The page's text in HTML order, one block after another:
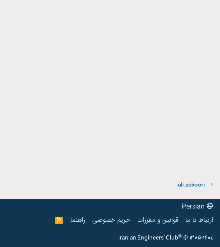
ali.saboori
ارتباط با ما
قوانین و مقرّرات حریم خصوصی راهنما
R
S
Iranian Engineers' Club® © 1385-1401.